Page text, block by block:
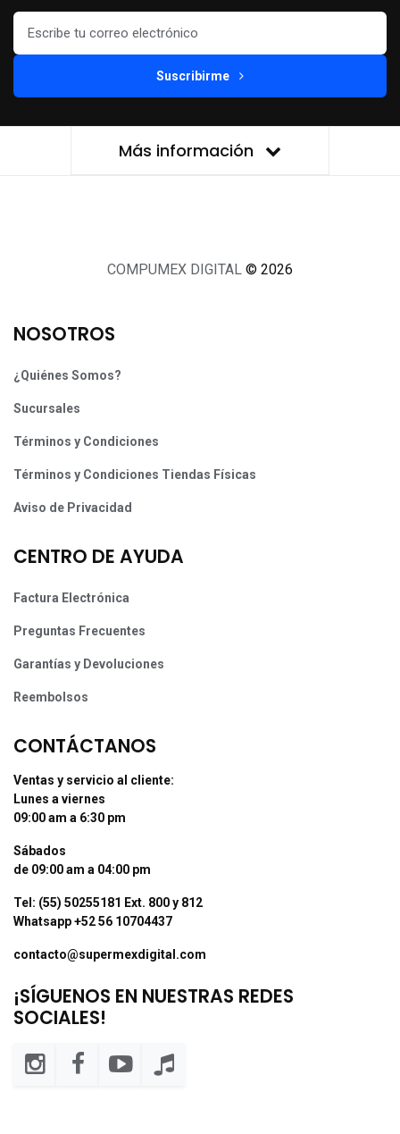
Suscribirme
Más información
COMPUMEX DIGITAL © 2026
NOSOTROS
¿Quiénes Somos?
Sucursales
Términos y Condiciones
Términos y Condiciones Tiendas Físicas
Aviso de Privacidad
CENTRO DE AYUDA
Factura Electrónica
Preguntas Frecuentes
Garantías y Devoluciones
Reembolsos
CONTÁCTANOS
Ventas y servicio al cliente:
Lunes a viernes
09:00 am a 6:30 pm
Sábados
de 09:00 am a 04:00 pm
Tel: (55) 50255181 Ext. 800 y 812
Whatsapp +52 56 10704437
contacto@supermexdigital.com
¡SÍGUENOS EN NUESTRAS REDES
SOCIALES!